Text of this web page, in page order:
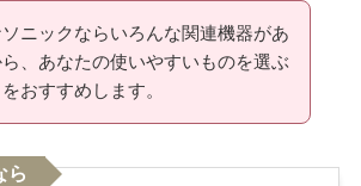
ニックならいろんな関連機器があ
ら、あなたの使いやすいものを選ぶ
おすすめします。
ら